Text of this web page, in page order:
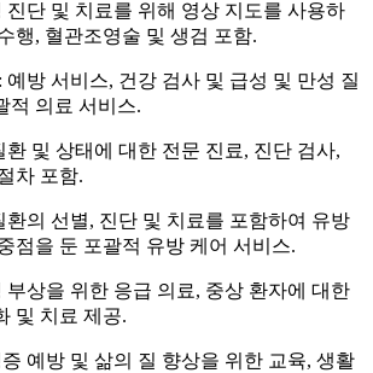
진단 및 치료를 위해 영상 지도를 사용하
행, 혈관조영술 및 생검 포함.
방 서비스, 건강 검사 및 급성 및 만성 질
적 의료 서비스.
환 및 상태에 대한 전문 진료, 진단 검사,
차 포함.
환의 선별, 진단 및 치료를 포함하여 유방
점을 둔 포괄적 유방 케어 서비스.
부상을 위한 응급 의료, 중상 환자에 대한
및 치료 제공.
예방 및 삶의 질 향상을 위한 교육, 생활